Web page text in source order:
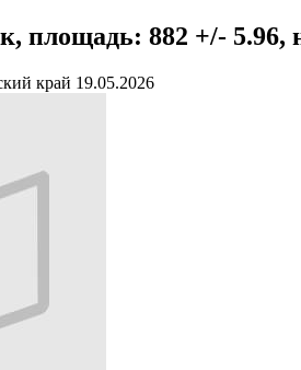
площадь: 882 +/- 5.96,
край 19.05.2026